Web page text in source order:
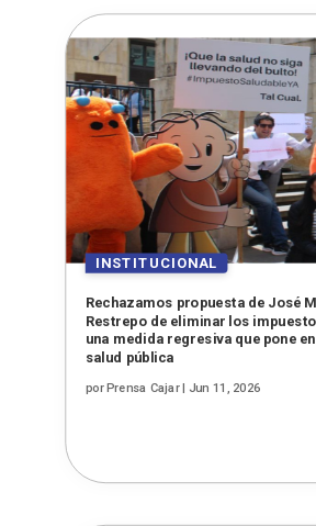
Rechazamos propuesta de José
Restrepo de eliminar los
una medida regresiva que pone
salud pública
porPrensa Cajar| Jun 11, 2026